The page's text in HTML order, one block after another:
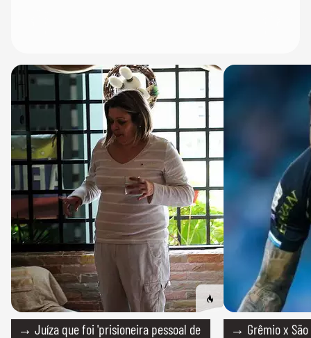
→ Juíza que foi 'prisioneira pessoal de
→ Grêmio x São